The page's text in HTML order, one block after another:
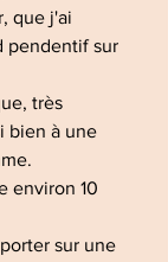
que j'ai
pendentif sur
très
bien à une
environ 10
sur une